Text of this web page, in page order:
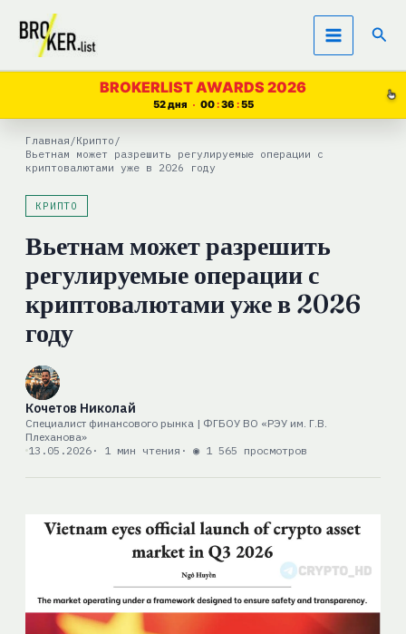
Перейти
содержимому
BROKERLIST AWARDS 2026
52 дня 00 36 54
Главная /Крипто /
Вьетнам может разрешить регулируемые операции с
криптовалютами уже в 2026 году
КРИПТО
Вьетнам может разрешить
регулируемые операции с
криптовалютами уже в 2026
году
Кочетов Николай
Специалист финансового рынка | ФГБОУ ВО «РЭУ им. Г.В.
Плеханова»
13.05.2026· 1 мин чтения · ◉ 1 565 просмотров